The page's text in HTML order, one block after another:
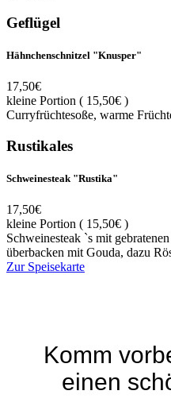
Geflügel
Hähnchenschnitzel "Knusper"
17,50€
kleine Portion ( 15,50€ )
Curryfrüchtesoße, warme
Rustikales
Schweinesteak "Rustika"
17,50€
kleine Portion ( 15,50€ )
Schweinesteak `s mit
überbacken mit Gouda, dazu
Zur Speisekarte
Komm
einen